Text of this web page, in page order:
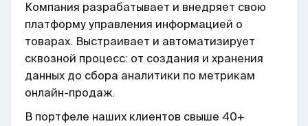
Компания разрабатывает и внедряет свою
платформу управления информацией о
товарах. Выстраивает и автоматизирует
сквозной процесс: от создания и хранения
данных до сбора аналитики по метрикам
онлайн-продаж.
В портфеле наших клиентов свыше 40+